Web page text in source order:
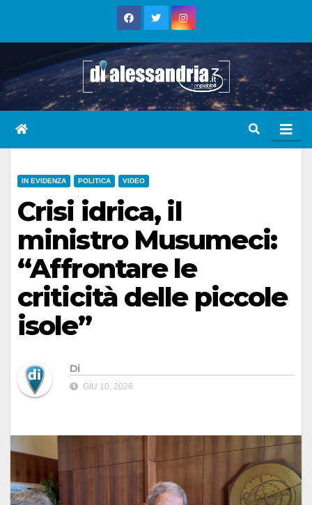
IN EVIDENZA POLITICA VIDEO
Crisi idrica, il
ministro Musumeci:
“Affrontare le
criticità delle piccole
isole”
Di
GIU 10, 2026